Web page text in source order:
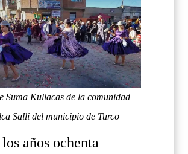
Suma Kullacas de la comunidad
Salli del municipio de Turco
años ochenta